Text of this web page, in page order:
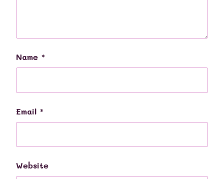
Name *
Email *
Website